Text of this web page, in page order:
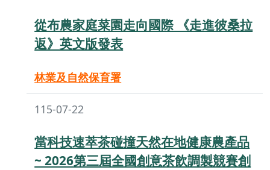
從布農家庭菜園走向國際 《走進彼桑拉
返》英文版發表
林業及自然保育署
115-07-22
當科技速萃茶碰撞天然在地健康農產品
~ 2026第三屆全國創意茶飲調製競賽創